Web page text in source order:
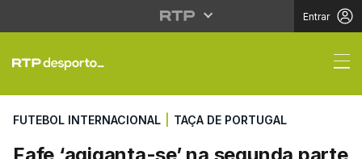
Entrar
Fafe ‘agiganta-se’
FUTEBOL INTERNACIONAL TAÇA DE PORTUGAL